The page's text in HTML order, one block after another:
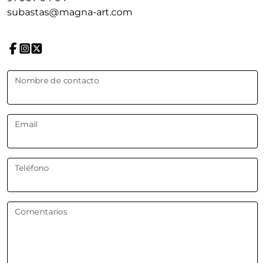
subastas@magna-art.com
Nombre de contacto
Email
Teléfono
Comentarios